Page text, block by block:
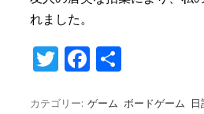
れました。
T
Fa
カテゴリー: ゲーム ボードゲーム 日